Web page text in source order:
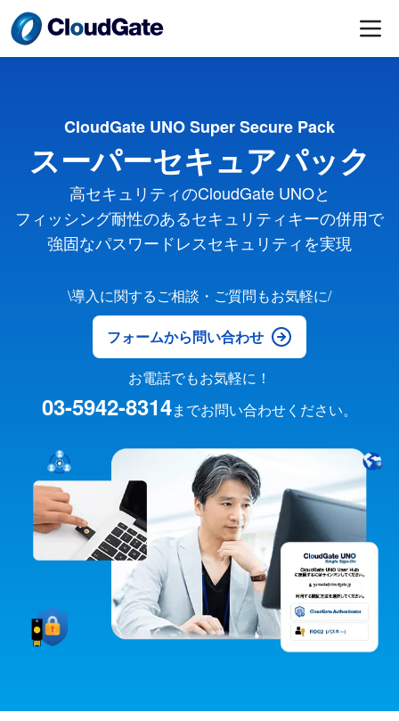
CloudGate UNO Super Secure Pack
スーパーセキュアパック
高セキュリティのCloudGate UNOと
フィッシング耐性のあるセキュリティキーの併用で
強固なパスワードレスセキュリティを実現
\導入に関するご相談・ご質問もお気軽に/
フォームから問い合わせ
お電話でもお気軽に！
03-5942-8314までお問い合わせください。